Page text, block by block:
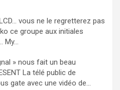
vous ne le regretterez pas
ce groupe aux initiales
My...
» nous fait un beau
La télé public de
gate avec une vidéo de...